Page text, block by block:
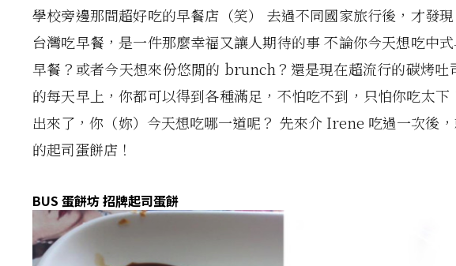
學校旁邊那間超好吃的早餐店（笑） 去過不同國家旅行後，才發
台灣吃早餐，是一件那麼幸福又讓人期待的事 不論你今天想吃中
早餐？或者今天想來份悠閒的 brunch？還是現在超流行的碳烤吐
的每天早上，你都可以得到各種滿足，不怕吃不到，只怕你吃太下
出來了，你（妳）今天想吃哪一道呢？ 先來介 Irene 吃過一次後
的起司蛋餅店！
BUS 蛋餅坊 招牌起司蛋餅